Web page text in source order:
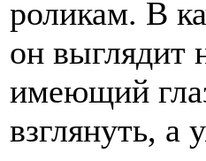
роликам. В
он выглядит
имеющий
взглянуть, а